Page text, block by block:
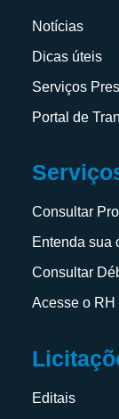
Notícias
Dicas úteis
Serviços
Portal de
Consultar
Entenda sua
Consultar
Acesse o RH
Editais